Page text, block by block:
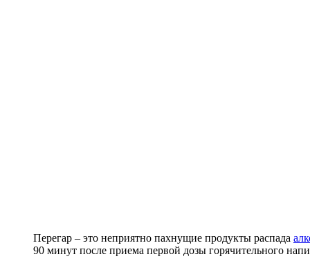
Перегар – это неприятно пахнущие продукты распада
90 минут после приема первой дозы горячительного